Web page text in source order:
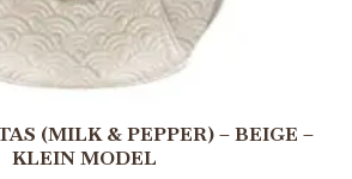
(MILK & PEPPER) – BEIGE –
KLEIN MODEL